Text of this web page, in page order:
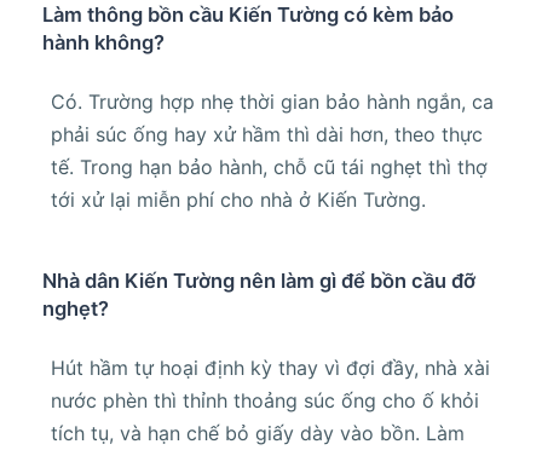
Làm thông bồn cầu Kiến Tường có kèm bảo
hành không?
Có. Trường hợp nhẹ thời gian bảo hành ngắn, ca
phải súc ống hay xử hầm thì dài hơn, theo thực
tế. Trong hạn bảo hành, chỗ cũ tái nghẹt thì thợ
tới xử lại miễn phí cho nhà ở Kiến Tường.
Nhà dân Kiến Tường nên làm gì để bồn cầu đỡ
nghẹt?
Hút hầm tự hoại định kỳ thay vì đợi đầy, nhà xài
nước phèn thì thỉnh thoảng súc ống cho ố khỏi
tích tụ, và hạn chế bỏ giấy dày vào bồn. Làm